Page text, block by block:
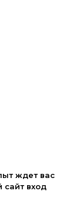
ждет вас
сайт вход